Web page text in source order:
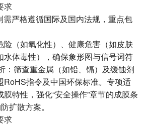
求
严格遵循国际及国内法规，重点包
险（如氧化性）、健康危害（如皮肤
水体毒性），确保象形图与信号词符
：筛查重金属（如铅、镉）及缓蚀剂
RoHS指令及中国环保标准。‌专项适
特性，强化“安全操作”章节的成膜条
扩散方案。
求